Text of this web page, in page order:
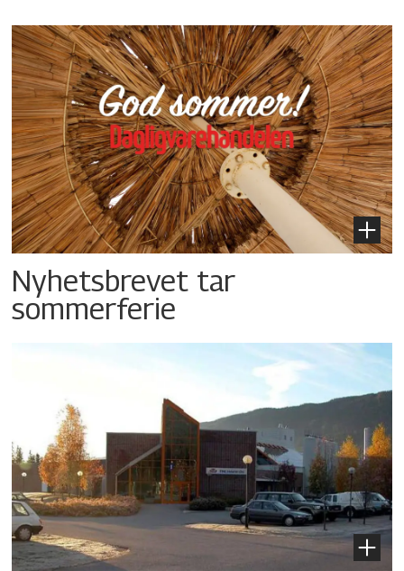
Nyhetsbrevet tar
sommerferie